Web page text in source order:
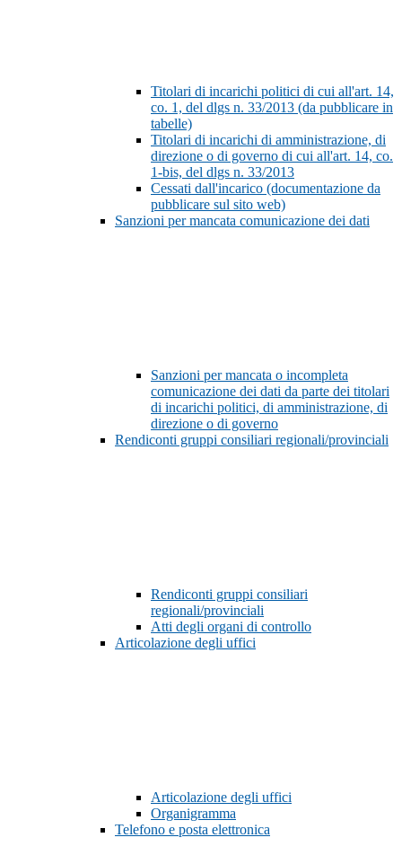
Titolari di incarichi politici di cui all'art. 14,
co. 1, del dlgs n. 33/2013 (da pubblicare in
tabelle)
Titolari di incarichi di amministrazione, di
direzione o di governo di cui all'art. 14, co.
1-bis, del dlgs n. 33/2013
Cessati dall'incarico (documentazione da
pubblicare sul sito web)
Sanzioni per mancata comunicazione dei dati
Sanzioni per mancata o incompleta
comunicazione dei dati da parte dei titolari
di incarichi politici, di amministrazione, di
direzione o di governo
Rendiconti gruppi consiliari regionali/provinciali
Rendiconti gruppi consiliari
regionali/provinciali
Atti degli organi di controllo
Articolazione degli uffici
Articolazione degli uffici
Organigramma
Telefono e posta elettronica